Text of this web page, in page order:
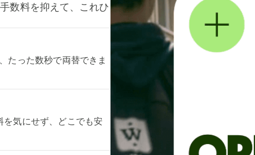
数料を抑えて、これひ
たった数秒で両替できま
気にせず、どこでも安